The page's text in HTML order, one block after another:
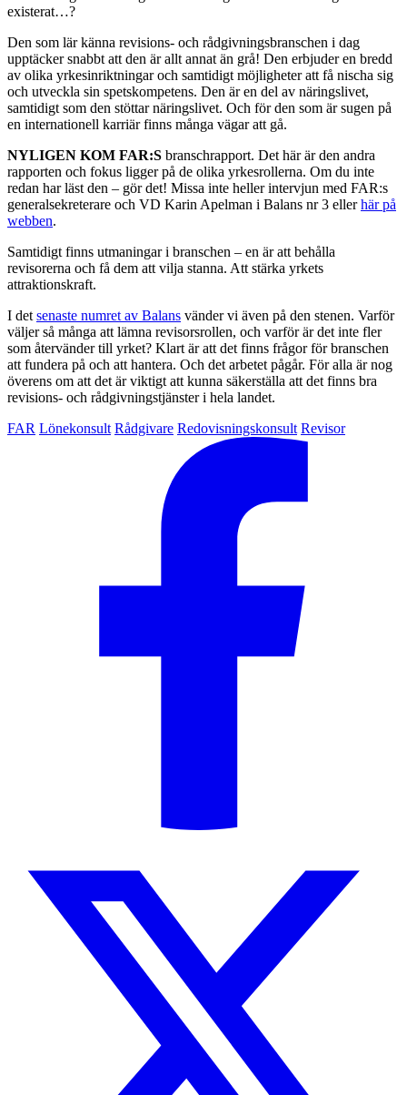
existerat…?
Den som lär känna revisions- och rådgivningsbranschen i dag
upptäcker snabbt att den är allt annat än grå! Den erbjuder en bredd
av olika yrkesinriktningar och samtidigt möjligheter att få nischa sig
och utveckla sin spetskompetens. Den är en del av näringslivet,
samtidigt som den stöttar näringslivet. Och för den som är sugen på
en internationell karriär finns många vägar att gå.
NYLIGEN KOM FAR:S branschrapport. Det här är den andra
rapporten och fokus ligger på de olika yrkesrollerna. Om du inte
redan har läst den – gör det! Missa inte heller intervjun med FAR:s
generalsekreterare och VD Karin Apelman i Balans nr 3 ellerhär på
webben.
Samtidigt finns utmaningar i branschen – en är att behålla
revisorerna och få dem att vilja stanna. Att stärka yrkets
attraktionskraft.
I det senaste numret av Balans vänder vi även på den stenen. Varför
väljer så många att lämna revisorsrollen, och varför är det inte fler
som återvänder till yrket? Klart är att det finns frågor för branschen
att fundera på och att hantera. Och det arbetet pågår. För alla är nog
överens om att det är viktigt att kunna säkerställa att det finns bra
revisions- och rådgivningstjänster i hela landet.
FAR Lönekonsult Rådgivare Redovisningskonsult Revisor